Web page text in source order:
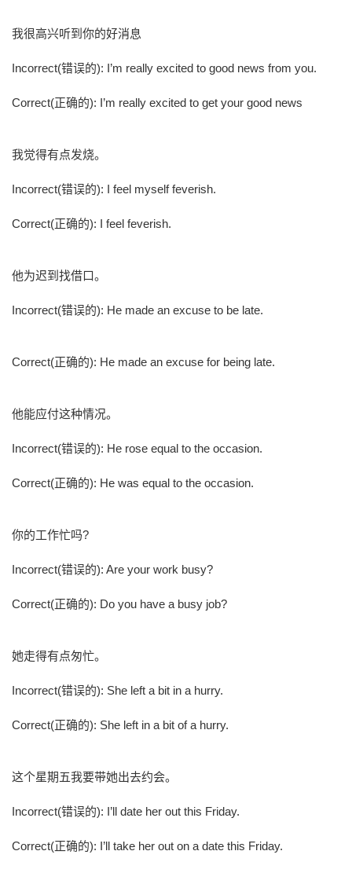
我很高兴听到你的好消息
Incorrect(错误的): I’m really excited to good news from you.
Correct(正确的): I’m really excited to get your good news
我觉得有点发烧。
Incorrect(错误的): I feel myself feverish.
Correct(正确的): I feel feverish.
他为迟到找借口。
Incorrect(错误的): He made an excuse to be late.
Correct(正确的): He made an excuse for being late.
他能应付这种情况。
Incorrect(错误的): He rose equal to the occasion.
Correct(正确的): He was equal to the occasion.
你的工作忙吗?
Incorrect(错误的): Are your work busy?
Correct(正确的): Do you have a busy job?
她走得有点匆忙。
Incorrect(错误的): She left a bit in a hurry.
Correct(正确的): She left in a bit of a hurry.
这个星期五我要带她出去约会。
Incorrect(错误的): I’ll date her out this Friday.
Correct(正确的): I’ll take her out on a date this Friday.